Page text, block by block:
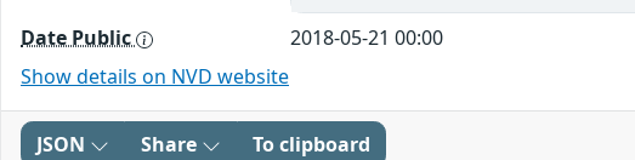
Date Public
2018-05-21 00:00
Show details on NVD website
JSON Share To clipboard